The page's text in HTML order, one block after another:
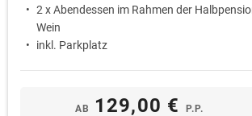
2 x Abendessen im Rahmen der
Wein
inkl. Parkplatz
AB 129,00 € P.P.